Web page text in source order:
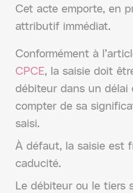
Cet acte emporte, en
attributif immédiat.
Conformément à
CPCE, la saisie doit
débiteur dans un délai
compter de sa
saisi.
À défaut, la saisie est
caducité.
Le débiteur ou le tiers